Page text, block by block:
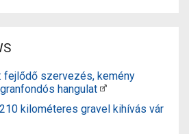
fejlődő szervezés, kemény
hangulat
210 kilométeres gravel kihívás vár